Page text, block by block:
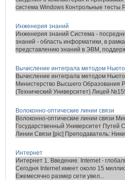
система Windows Контрольные тесты
Инженерия знаний
Инженерия знаний Система -
знаний - область информатики, в
представлению знаний в ЭВМ,
Вычисление интеграла методом
Вычисление интеграла методом
Министерство Высшего Образования
(Технический Университет) Лицей
Волоконно-оптические линии связи
Волоконно-оптические линии связи
Государственный Университет
Линии Связи [pic] Преподаватель:
Интернет
Интернет 1. Введение. Internet -
Сегодня Internet имеет около 15
Ежемесячно размер сети увел...